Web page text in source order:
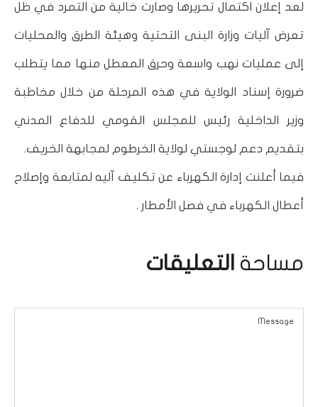
لعد إعلان اكتمال تحريرها وصارت خالية من التمرد في ظل
تعرض آليات وزارة البنى التحتية وهيئة الطرق والمحليات
إلى عمليات نهب واسعة وحرق المعطل منها مما يتطلب
ضرورة إسناد الولاية في هذه المرحلة من خلال مخاطبة
وزير الداخلية رئيس للمجلس القومي للدفاع المدني
بتقديم دعم لوجستي لولاية الخرطوم لمجابهة الخريف.
فيما أعلنت إدارة الكهرباء عن تكليف آليه لمتابعة وإصلاح
أعطال الكهرباء في فصل الأمطار .
مساحة التعليقات